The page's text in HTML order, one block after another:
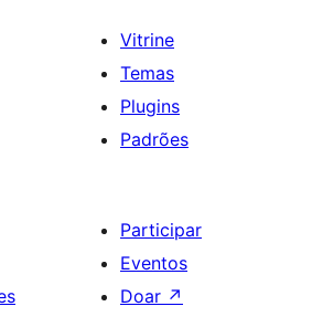
Vitrine
Temas
Plugins
Padrões
Participar
Eventos
Doar ↗